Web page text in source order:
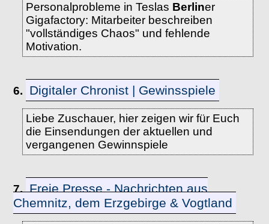
Personalprobleme in Teslas Berliner
Gigafactory: Mitarbeiter beschreiben
"vollständiges Chaos" und fehlende
Motivation.
6. Digitaler Chronist | Gewinsspiele
Liebe Zuschauer, hier zeigen wir für Euch
die Einsendungen der aktuellen und
vergangenen Gewinnspiele
7. Freie Presse - Nachrichten aus
Chemnitz, dem Erzgebirge & Vogtland